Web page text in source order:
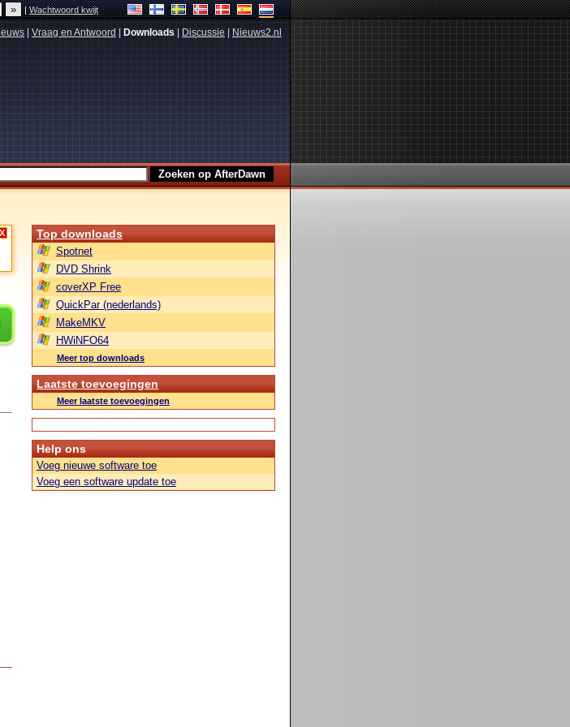
|Wachtwoord kwijt
Vraag en Antwoord Downloads Discussie Nieuws2.nl
X Top downloads
Spotnet
DVD Shrink
coverXP Free
QuickPar (nederlands)
MakeMKV
HWiNFO64
Meer top downloads
Laatste toevoegingen
Meer laatste toevoegingen
Help ons
Voeg nieuwe software toe
Voeg een software update toe